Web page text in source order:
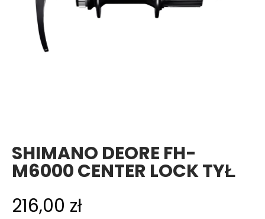
SHIMANO DEORE FH-
M6000 CENTER LOCK TYŁ
216,00 zł